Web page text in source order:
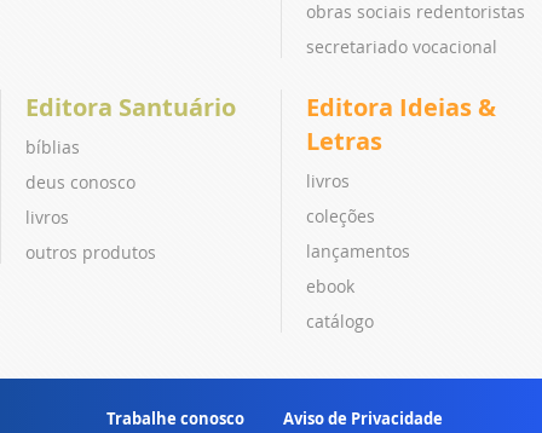
obras sociais redentoristas
secretariado vocacional
Editora Santuário
bíblias
deus conosco
livros
outros produtos
Editora Ideias &
Letras
livros
coleções
lançamentos
ebook
catálogo
Trabalhe conosco Aviso de Privacidade